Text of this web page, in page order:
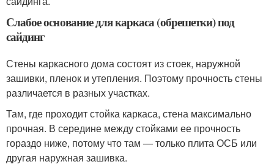
Слабое основание для каркаса (обрешетки) под
сайдинг
Стены каркасного дома состоят из стоек, наружной
зашивки, пленок и утепления. Поэтому прочность стены
различается в разных участках.
Там, где проходит стойка каркаса, стена максимально
прочная. В середине между стойками ее прочность
гораздо ниже, потому что там — только плита ОСБ или
другая наружная зашивка.